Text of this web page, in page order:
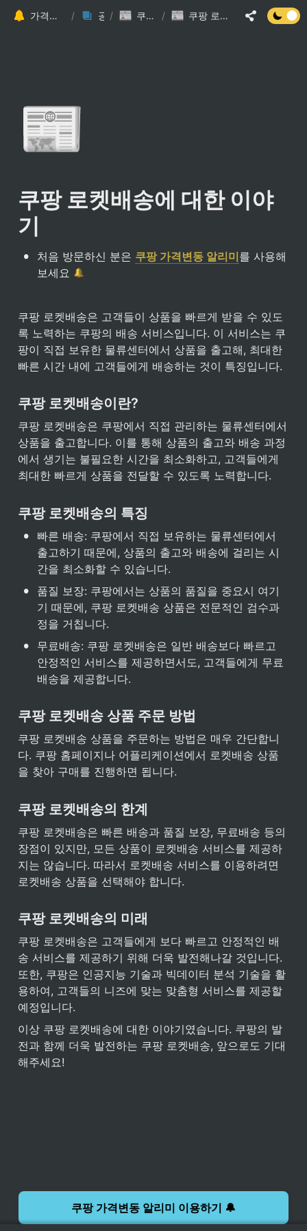
가격변동 알리미 가이드 (가격 추적) / 공지사항
/ 쿠팡 관련 게시글 / 쿠팡 로켓배송에 대한 이야기
📰
쿠팡 로켓배송에 대한 이야
기
• 처음 방문하신 분은 쿠팡 가격변동 알리미를 사용해
보세요
쿠팡 로켓배송은 고객들이 상품을 빠르게 받을 수 있도
록 노력하는 쿠팡의 배송 서비스입니다. 이 서비스는 쿠
팡이 직접 보유한 물류센터에서 상품을 출고해, 최대한
빠른 시간 내에 고객들에게 배송하는 것이 특징입니다.
쿠팡 로켓배송이란?
쿠팡 로켓배송은 쿠팡에서 직접 관리하는 물류센터에서
상품을 출고합니다. 이를 통해 상품의 출고와 배송 과정
에서 생기는 불필요한 시간을 최소화하고, 고객들에게
최대한 빠르게 상품을 전달할 수 있도록 노력합니다.
쿠팡 로켓배송의 특징
•
빠른 배송: 쿠팡에서 직접 보유하는 물류센터에서
출고하기 때문에, 상품의 출고와 배송에 걸리는 시
간을 최소화할 수 있습니다.
•
품질 보장: 쿠팡에서는 상품의 품질을 중요시 여기
기 때문에, 쿠팡 로켓배송 상품은 전문적인 검수과
정을 거칩니다.
•
무료배송: 쿠팡 로켓배송은 일반 배송보다 빠르고
안정적인 서비스를 제공하면서도, 고객들에게 무료
배송을 제공합니다.
쿠팡 로켓배송 상품 주문 방법
쿠팡 로켓배송 상품을 주문하는 방법은 매우 간단합니
다. 쿠팡 홈페이지나 어플리케이션에서 로켓배송 상품
을 찾아 구매를 진행하면 됩니다.
쿠팡 로켓배송의 한계
쿠팡 로켓배송은 빠른 배송과 품질 보장, 무료배송 등의
장점이 있지만, 모든 상품이 로켓배송 서비스를 제공하
지는 않습니다. 따라서 로켓배송 서비스를 이용하려면
로켓배송 상품을 선택해야 합니다.
쿠팡 로켓배송의 미래
쿠팡 로켓배송은 고객들에게 보다 빠르고 안정적인 배
송 서비스를 제공하기 위해 더욱 발전해나갈 것입니다.
또한, 쿠팡은 인공지능 기술과 빅데이터 분석 기술을 활
용하여, 고객들의 니즈에 맞는 맞춤형 서비스를 제공할
예정입니다.
이상 쿠팡 로켓배송에 대한 이야기였습니다. 쿠팡의 발
전과 함께 더욱 발전하는 쿠팡 로켓배송, 앞으로도 기대
해주세요!
쿠팡 가격변동 알리미 이용하기 🔔